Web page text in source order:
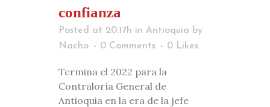
confianza
Posted at 20:17h in Antioquia by
Nacho
0 Comments 0 Likes
Termina el 2022 para la
Contraloría General de
Antioquia en la era de la jefe